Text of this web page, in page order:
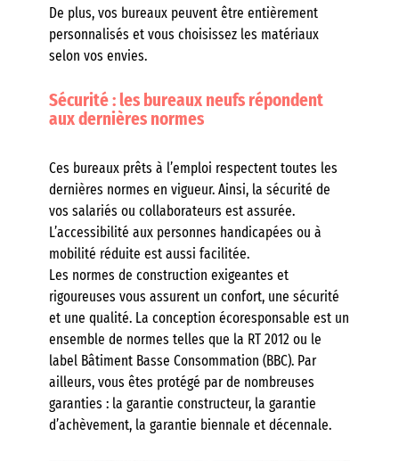
De plus, vos bureaux peuvent être entièrement
personnalisés et vous choisissez les matériaux
selon vos envies.
Sécurité : les bureaux neufs répondent
aux dernières normes
Ces bureaux prêts à l’emploi respectent toutes les
dernières normes en vigueur. Ainsi, la sécurité de
vos salariés ou collaborateurs est assurée.
L’accessibilité aux personnes handicapées ou à
mobilité réduite est aussi facilitée.
Les normes de construction exigeantes et
rigoureuses vous assurent un confort, une sécurité
et une qualité. La conception écoresponsable est un
ensemble de normes telles que la RT 2012 ou le
label Bâtiment Basse Consommation (BBC). Par
ailleurs, vous êtes protégé par de nombreuses
garanties : la garantie constructeur, la garantie
d’achèvement, la garantie biennale et décennale.